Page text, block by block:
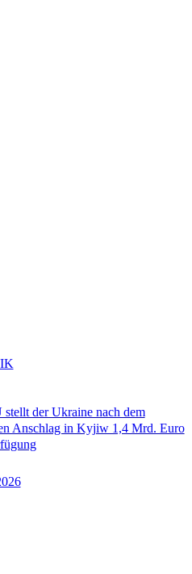
stellt der Ukraine nach dem
Anschlag in Kyjiw 1,4 Mrd. Euro